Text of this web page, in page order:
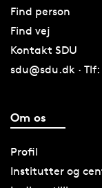
Find person
Find vej
Kontakt SDU
sdu@sdu.dk · Tlf:
Om os
Profil
Institutter og